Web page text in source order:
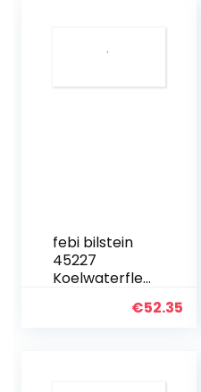
4F1959617B
febi bilstein
45227
Koelwaterfle
thermostaat
€52.35